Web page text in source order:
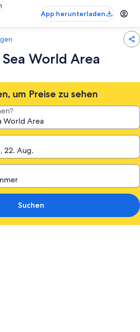
App herunterladen
World Area
um Preise zu sehen
Suchen